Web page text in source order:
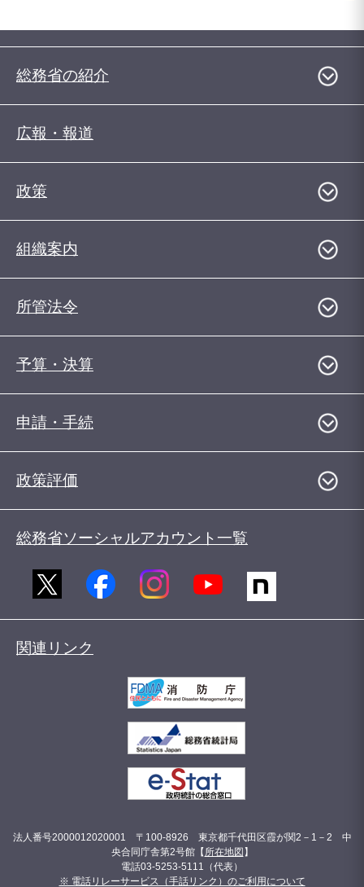
総務省の紹介
広報・報道
政策
組織案内
所管法令
予算・決算
申請・手続
政策評価
総務省ソーシャルアカウント一覧
関連リンク
法人番号2000012020001 〒100-8926 東京都千代田区霞が関2－1－2 中
央合同庁舎第2号館【 所在地図 】
電話03-5253-5111（代表）
※ 電話リレーサービス（手話リンク）のご利用について